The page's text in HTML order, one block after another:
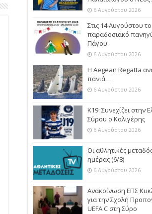
6 Αυγούστου 2026
Στις 14 Αυγούστου το
παραδοσιακό
Πάγου
6 Αυγούστου 2026
Η Aegean Regatta
πανιά…
6 Αυγούστου 2026
Κ19: Συνεχίζει στην
Σύρου ο Καλιγέρης
6 Αυγούστου 2026
Οι αθλητικές
ημέρας (6/8)
6 Αυγούστου 2026
Ανακοίνωση ΕΠΣ
για την Σχολή
UEFA C στη Σύρο